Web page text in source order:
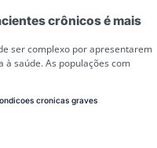
crônicos é mais
ser complexo por apresentarem
saúde. As populações com
cronicas graves